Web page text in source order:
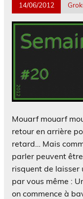
14/06/2012
Mouarf mouarf
retour en arrière
retard… Mais
parler peuvent
risquent de laisser
par vous même :
on commence à